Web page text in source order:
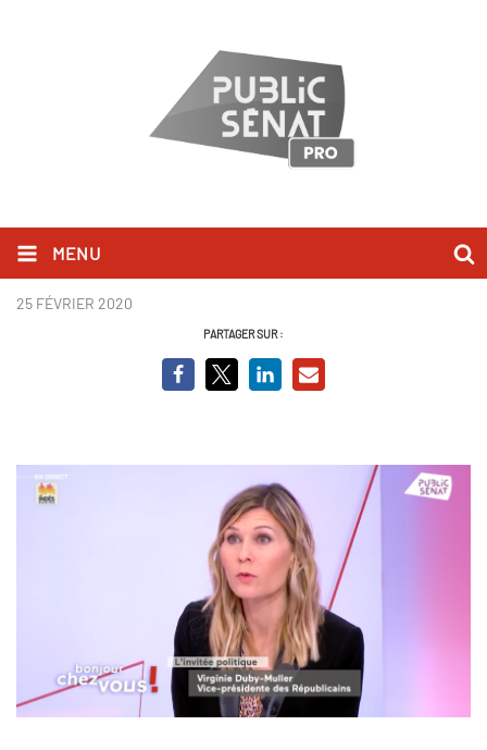
MENU
Virginie Duby-Muller
25 FÉVRIER 2020
PARTAGER SUR :